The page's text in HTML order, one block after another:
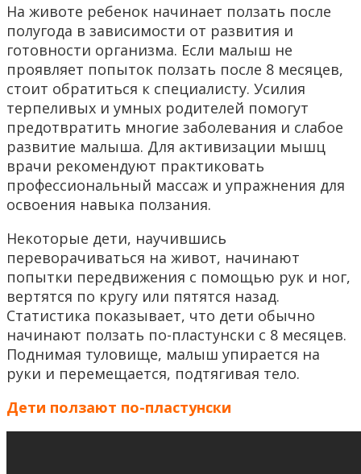
На животе ребенок начинает ползать после
полугода в зависимости от развития и
готовности организма. Если малыш не
проявляет попыток ползать после 8 месяцев,
стоит обратиться к специалисту. Усилия
терпеливых и умных родителей помогут
предотвратить многие заболевания и слабое
развитие малыша. Для активизации мышц
врачи рекомендуют практиковать
профессиональный массаж и упражнения для
освоения навыка ползания.
Некоторые дети, научившись
переворачиваться на живот, начинают
попытки передвижения с помощью рук и ног,
вертятся по кругу или пятятся назад.
Статистика показывает, что дети обычно
начинают ползать по-пластунски с 8 месяцев.
Поднимая туловище, малыш упирается на
руки и перемещается, подтягивая тело.
Дети ползают по-пластунски